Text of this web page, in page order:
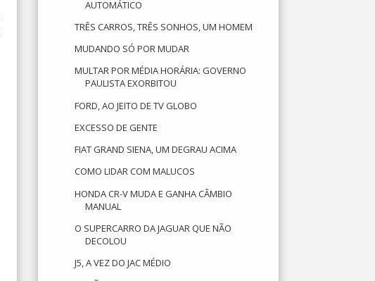
AUTOMÁTICO
TRÊS CARROS, TRÊS SONHOS, UM HOMEM
MUDANDO SÓ POR MUDAR
MULTAR POR MÉDIA HORÁRIA: GOVERNO
PAULISTA EXORBITOU
FORD, AO JEITO DE TV GLOBO
EXCESSO DE GENTE
FIAT GRAND SIENA, UM DEGRAU ACIMA
COMO LIDAR COM MALUCOS
HONDA CR-V MUDA E GANHA CÂMBIO
MANUAL
O SUPERCARRO DA JAGUAR QUE NÃO
DECOLOU
J5, A VEZ DO JAC MÉDIO